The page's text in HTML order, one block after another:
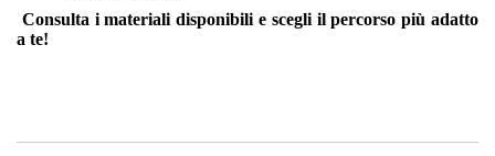
Consulta i materiali disponibili e scegli il percorso più adatto
a te!